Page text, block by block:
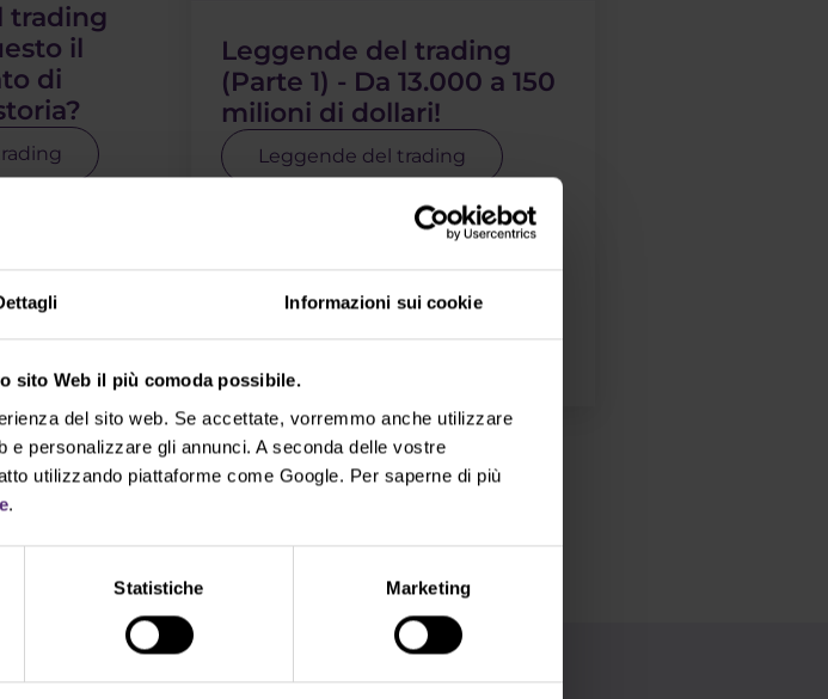
Informazioni sui cookie
sito Web il più comoda possibile.
del sito web. Se accettate, vorremmo anche utilizzare
personalizzare gli annunci. A seconda delle vostre
utilizzando piattaforme come Google. Per saperne di più
.
Statistiche Marketing
trading
il
di
gli Stati
un geniale
Leggende del trading
(Parte 1) - Da 13.000 a 150
milioni di dollari!
Leggende del trading
in cui presenteremo i trader più
imprese da capogiro. Oggi
visiteremo il Giappone, dove una di
altri